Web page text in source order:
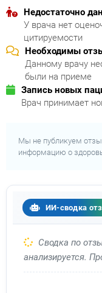
Недостаточно
У врача нет
цитируемости
Необходимы
Данному врачу
были на приеме
Запись новых
Врач принимает
Мы не публикуем
информацию о
ИИ-сводка
Сводка по
анализируется.